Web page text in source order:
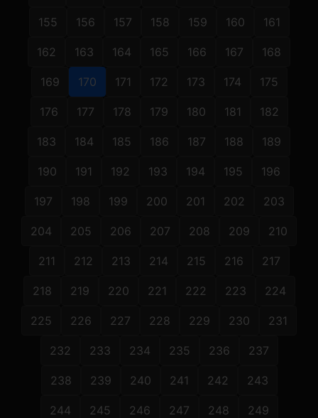
155 156 157 158 159 160 161
162 163 164 165 166 167 168
169 170 171 172 173 174 175
176 177 178 179 180 181 182
183 184 185 186 187 188 189
190 191 192 193 194 195 196
197 198 199 200 201 202 203
204 205 206 207 208 209 210
211 212 213 214 215 216 217
218 219 220 221 222 223 224
225 226 227 228 229 230 231
232 233 234 235 236 237
238 239 240 241 242 243
244 245 246 247 248 249